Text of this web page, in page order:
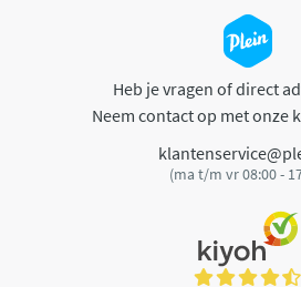
Heb je vragen of direct
Neem contact op met onze
(ma t/m vr 08:00 -